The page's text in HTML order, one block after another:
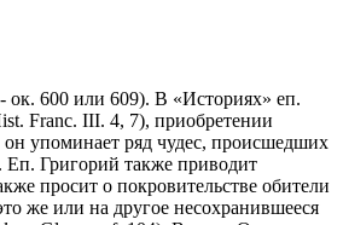
ок. 600 или 609). В «Историях» еп.
Franc. III. 4, 7), приобретении
упоминает ряд чудес, происшедших
Еп. Григорий также приводит
просит о покровительстве обители
же или на другое несохранившееся